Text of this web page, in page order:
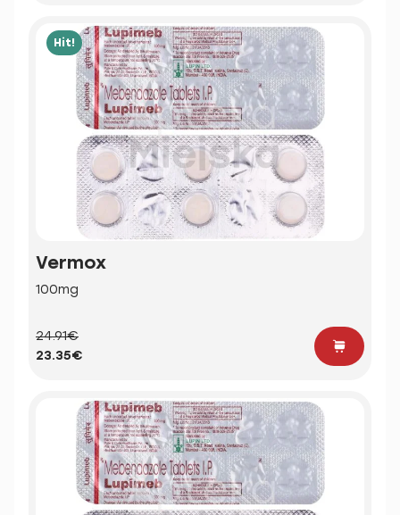
Hit!
Vermox
100mg
24.91€
23.35€